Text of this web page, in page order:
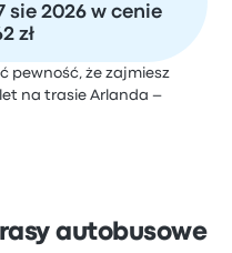
sie 2026 w cenie
zł
pewność, że zajmiesz
na trasie Arlanda –
autobusowe